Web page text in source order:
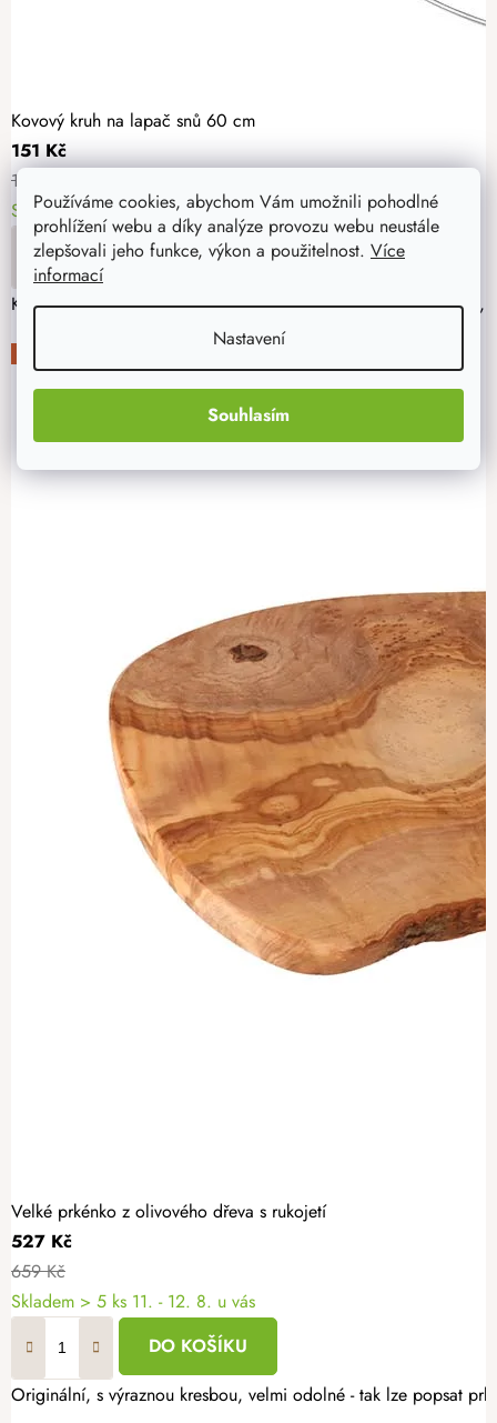
Používáme cookies, abychom Vám umožnili pohodlné
prohlížení webu a díky analýze provozu webu neustále
zlepšovali jeho funkce, výkon a použitelnost. Více
informací
Nastavení
Souhlasím
Kovový kruh na lapač snů 60 cm
151 Kč
189 Kč
Skladem> 5 ks 11. - 12. 8. u vás
DO KOŠÍKU
Kovový kruh s průměrem 60 cm se hodí pro výrobu lapačů
Velké prkénko z olivového dřeva s rukojetí
527 Kč
659 Kč
Skladem > 5 ks 11. - 12. 8. u vás
DO KOŠÍKU
Originální, s výraznou kresbou, velmi odolné - tak lze popsat